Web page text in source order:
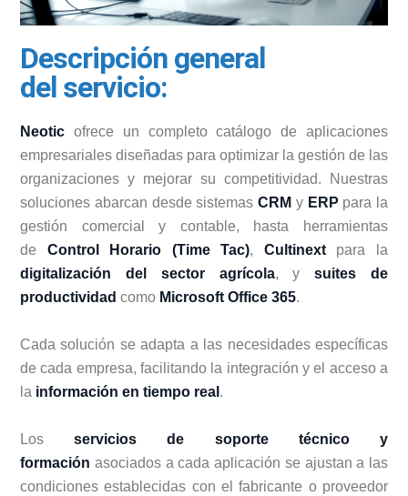
Descripción general
del servicio:
Neotic ofrece un completo catálogo de aplicaciones
empresariales diseñadas para optimizar la gestión de las
organizaciones y mejorar su competitividad. Nuestras
soluciones abarcan desde sistemas CRM y ERP para la
gestión comercial y contable, hasta herramientas
de Control Horario (Time Tac), Cultinextpara la
digitalización del sector agrícola, ysuites de
productividad como Microsoft Office 365.
Cada solución se adapta a las necesidades específicas
de cada empresa, facilitando la integración y el acceso a
la información en tiempo real .
Losservicios de soporte técnico y
formación asociados a cada aplicación se ajustan a las
condiciones establecidas con el fabricante o proveedor